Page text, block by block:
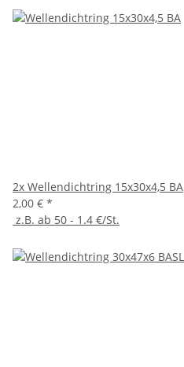
2x Wellendichtring 15x30x4,5 BA
2,00 € *
z.B. ab 50 - 1.4 €/St.